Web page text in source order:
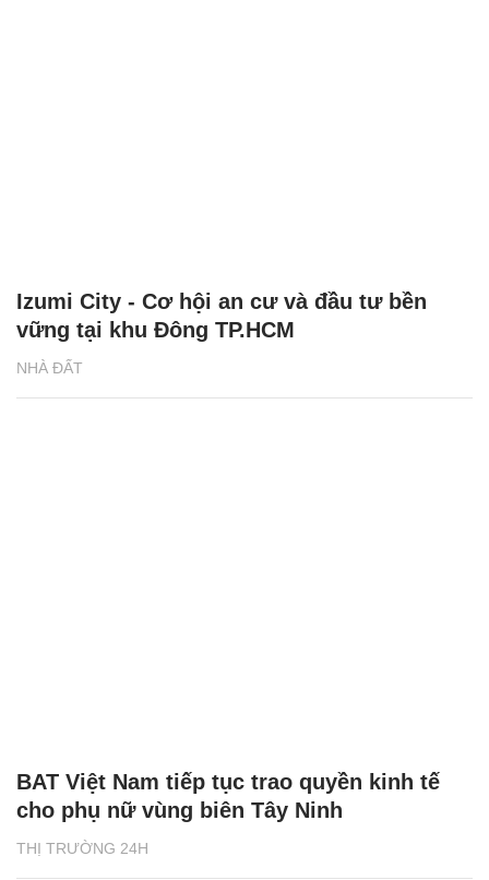
NHÀ ĐẤT
Izumi City - Cơ hội an cư và đầu tư bền
vững tại khu Đông TP.HCM
THỊ TRƯỜNG 24H
BAT Việt Nam tiếp tục trao quyền kinh tế
cho phụ nữ vùng biên Tây Ninh